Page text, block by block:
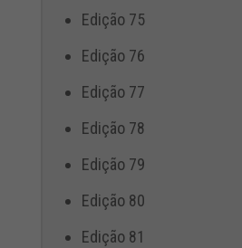
Edição 75
Edição 76
Edição 77
Edição 78
Edição 79
Edição 80
Edição 81